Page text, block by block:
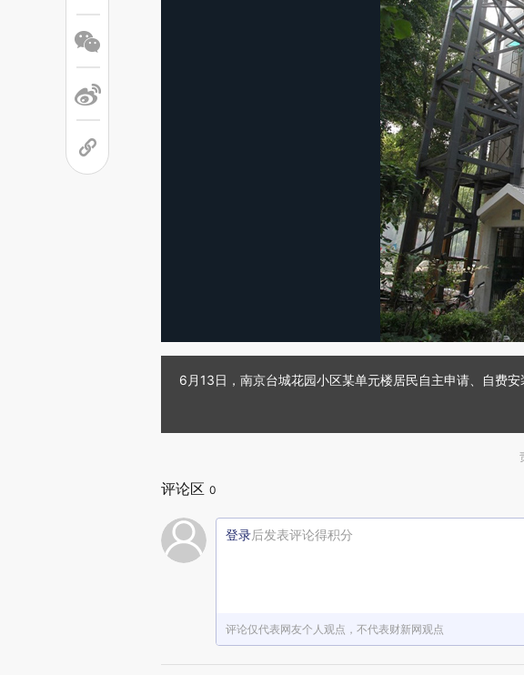
6月13日，南京台城花园小区某单元楼居民自主申请、自费
评论区 0
登录后发表评论得积分
评论仅代表网友个人观点，不代表财新网观点